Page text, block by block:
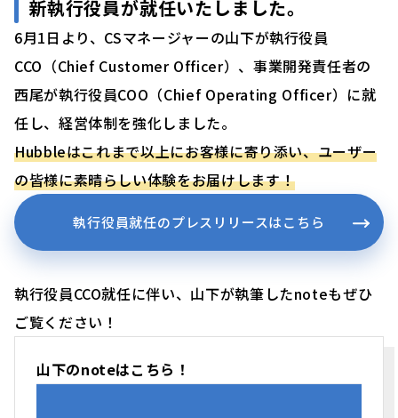
新執行役員が就任いたしました。
6月1日より、CSマネージャーの山下が執行役員
CCO（Chief Customer Officer）、事業開発責任者の
西尾が執行役員COO（Chief Operating Officer）に就
任し、経営体制を強化しました。
Hubbleはこれまで以上にお客様に寄り添い、ユーザー
の皆様に素晴らしい体験をお届けします！
執行役員就任のプレスリリースはこちら
執行役員CCO就任に伴い、山下が執筆したnoteもぜひ
ご覧ください！
山下のnoteはこちら！